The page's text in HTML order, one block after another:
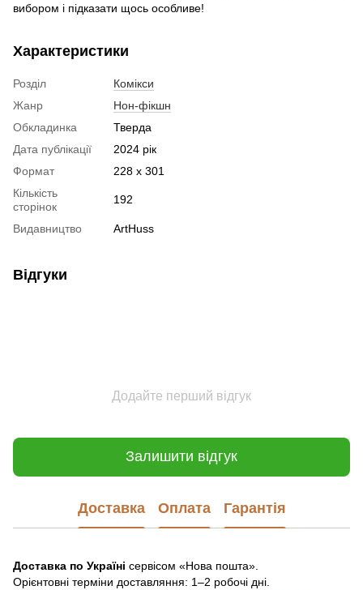
вибором і підказати щось особливе!
Характеристики
Розділ
Комікси
Жанр
Нон-фікшн
Обкладинка
Тверда
Дата публікації
2024 рік
Формат
228 х 301
Кількість
сторінок
192
Видавництво ArtHuss
Відгуки
Додайте перший відгук
Залишити відгук
Доставка Оплата Гарантія
Доставка по Україні сервісом «Нова пошта».
Орієнтовні терміни доставляння: 1–2 робочі дні.